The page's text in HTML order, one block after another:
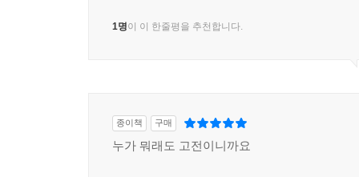
1명이 이 한줄평을 추천합니다.
종이책 구매
누가 뭐래도 고전이니까요